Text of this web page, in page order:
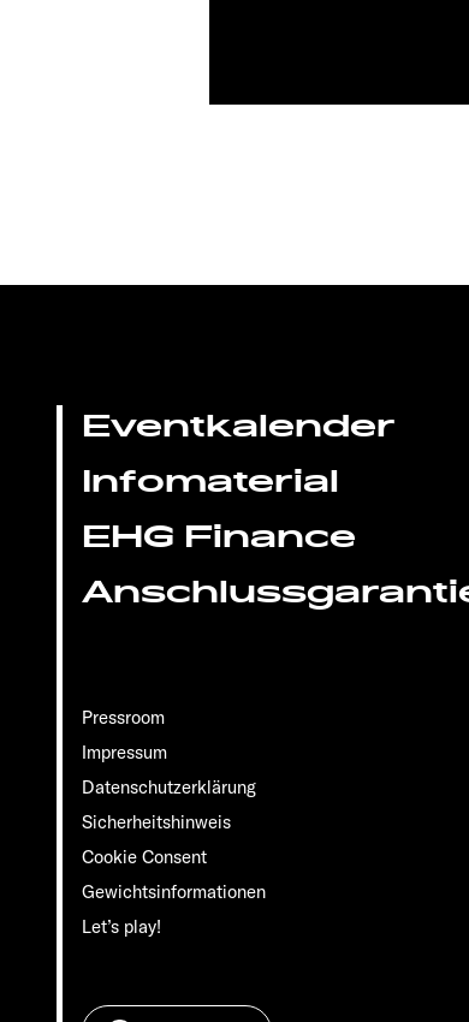
Eventkalender
Infomaterial
EHG Finance
Pressroom
Impressum
Datenschutzerklärung
Sicherheitshinweis
Cookie Consent
Gewichts­informationen
Let’s play!